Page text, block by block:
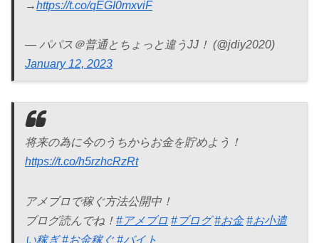
→https://t.co/qEGI0mxviF
— パパス＠普通とちょっと違うJJ！ (@jdiy2020)
January 12, 2023
将来の為に今のうちからお金を貯めよう！
https://t.co/h5rzhcRzRt
アメブロで稼ぐ方法公開中！
ブログ読んでね！ #アメブロ #ブログ #お金 #お小遣
い稼ぎ #お金稼ぐ #バイト